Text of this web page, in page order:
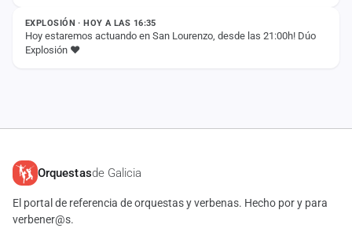
EXPLOSIÓN · HOY A LAS 16:35
Hoy estaremos actuando en San Lourenzo, desde las 21:00h! Dúo
Explosión ❤️
Orquestasde Galicia
El portal de referencia de orquestas y verbenas. Hecho por y para
verbener@s.